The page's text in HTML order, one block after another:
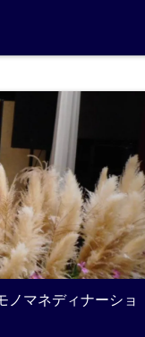
ノマネディナーショ